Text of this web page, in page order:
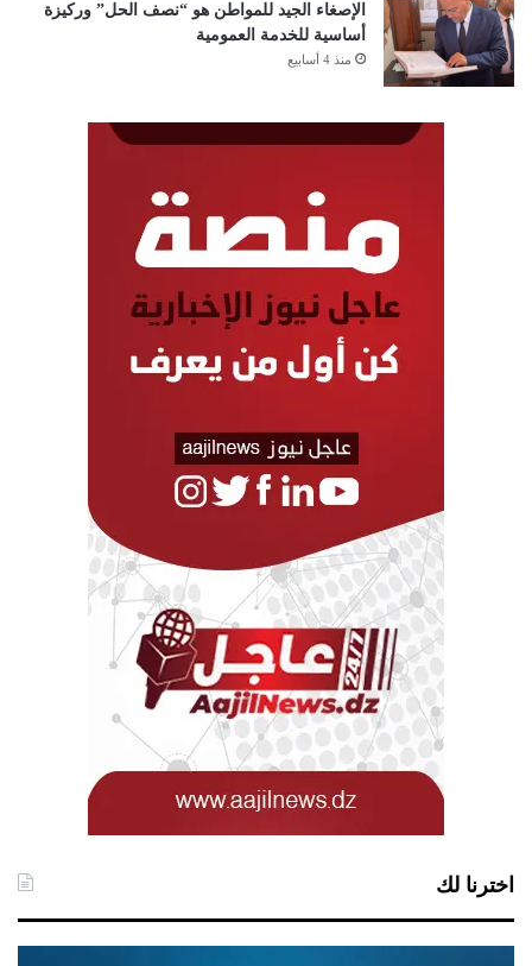
الإصغاء الجيد للمواطن هو “نصف الحل” وركيزة
أساسية للخدمة العمومية
منذ 4 أسابيع
اخترنا لك